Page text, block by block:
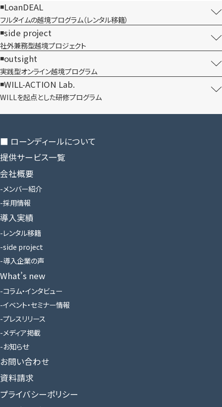
LoanDEAL
フルタイムの越境プログラム​（レンタル移籍）
side project
社外兼務型​越境プロジェクト
outsight
実践型オンライン​越境プログラム
WILL-ACTION Lab.
WILLを​起点とした​研修プログラム
■ ローンディールに​ついて
提供サービス一覧
会社概要
メンバー紹介
採用情報
導入実績
レンタル移籍
side project
導入企業の声
What’s new
コラム・インタビュー
イベント・セミナー情報
プレスリリース
メディア掲載
お知らせ
お問い合わせ
資料請求
プライバシーポリシー